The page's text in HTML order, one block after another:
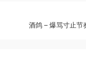
酒鸽 – 爆骂寸止节